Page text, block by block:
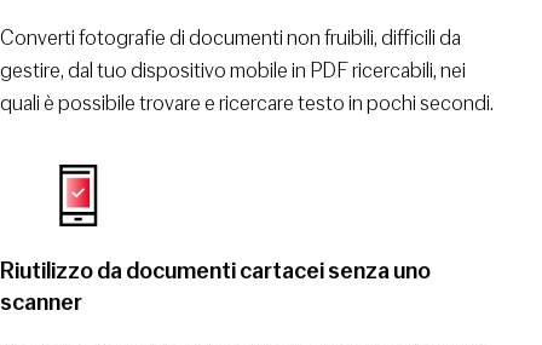
Converti fotografie di documenti non fruibili, difficili da
gestire, dal tuo dispositivo mobile in PDF ricercabili, nei
quali è possibile trovare e ricercare testo in pochi secondi.
Riutilizzo da documenti cartacei senza uno
scanner